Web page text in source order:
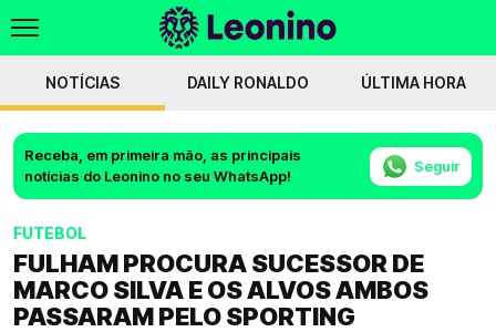
NOTÍCIAS DAILY RONALDO ÚLTIMA HORA
Receba, em primeira mão, as principais
notícias do Leonino no seu WhatsApp!
Seguir
FUTEBOL
FULHAM PROCURA SUCESSOR DE
MARCO SILVA E OS ALVOS AMBOS
PASSARAM PELO SPORTING